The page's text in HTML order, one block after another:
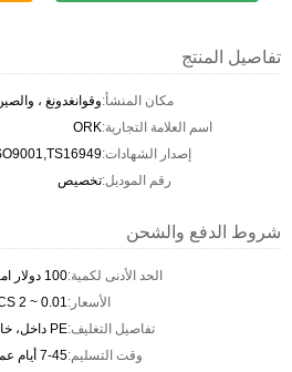
تفاصيل المنتج
مكان المنشأ:وقوانغدونغ ،
اسم العلامة التجارية:ORK
إصدار الشهادات:
رقم الموديل:تخصيص
شروط الدفع والشحن
الحد الأدنى لكمية:100 دولار امريكى
الأسعار:0.01 ~ 2 USD/PCS
تفاصيل التغليف:PE داخل، خارج الكرتون
وقت التسليم:7-45 أيام عمل